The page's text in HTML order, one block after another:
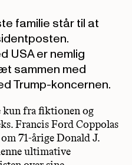
familie står til at
USA er nemlig
sammen med
Trump-koncernen.
fra fiktionen og
Francis Ford Coppolas
om 71-årige Donald J.
ultimative